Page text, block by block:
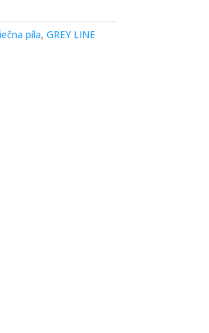
píla, GREY LINE